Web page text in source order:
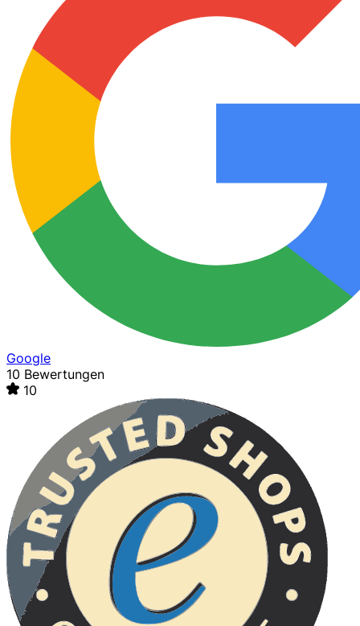
Google
10 Bewertungen
10